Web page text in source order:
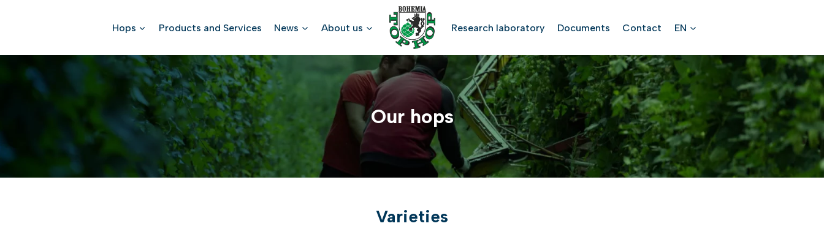
Hops Products and Services News About us Research laboratory Documents Contact EN
Our hops
Varieties